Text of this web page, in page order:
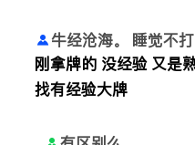
牛经沧海。 睡觉不
刚拿牌的 没经验 又是
找有经验大牌